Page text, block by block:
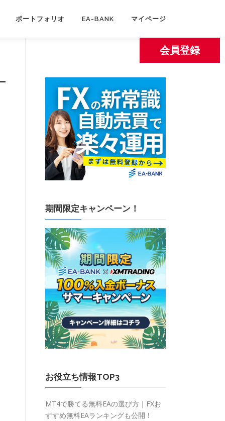
ポートフォリオ EA-BANK マイページ
会員登録
期間限定キャンペーン！
お役立ち情報TOP3
MT4で勝てる無料EAの選び方｜FXお
すすめ無料EAランキングも公開！